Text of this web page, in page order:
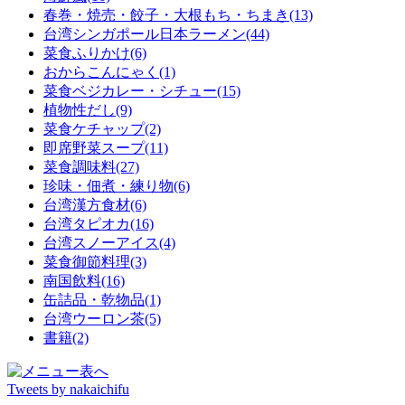
春巻・焼売・餃子・大根もち・ちまき(13)
台湾シンガポール日本ラーメン(44)
菜食ふりかけ(6)
おからこんにゃく(1)
菜食ベジカレー・シチュー(15)
植物性だし(9)
菜食ケチャップ(2)
即席野菜スープ(11)
菜食調味料(27)
珍味・佃煮・練り物(6)
台湾漢方食材(6)
台湾タピオカ(16)
台湾スノーアイス(4)
菜食御節料理(3)
南国飲料(16)
缶詰品・乾物品(1)
台湾ウーロン茶(5)
書籍(2)
Tweets by nakaichifu